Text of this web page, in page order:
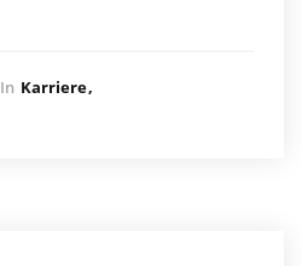
In Karriere